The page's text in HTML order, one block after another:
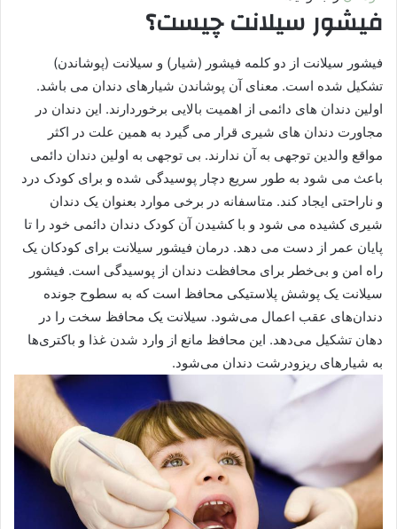
فیشور سیلانت چیست؟
فیشور سیلانت از دو کلمه فیشور (شیار) و سیلانت (پوشاندن)
تشکیل شده است. معنای آن پوشاندن شیارهای دندان می باشد.
اولین دندان های دائمی از اهمیت بالایی برخوردارند. این دندان در
مجاورت دندان های شیری قرار می گیرد به همین علت در اکثر
مواقع والدین توجهی به آن ندارند. بی توجهی به اولین دندان دائمی
باعث می شود به طور سریع دچار پوسیدگی شده و برای کودک درد
و ناراحتی ایجاد کند. متاسفانه در برخی موارد بعنوان یک دندان
شیری کشیده می شود و با کشیدن آن کودک دندان دائمی خود را تا
پایان عمر از دست می دهد. درمان فیشور سیلانت برای کودکان یک
راه امن و بی‌خطر برای محافظت دندان از پوسیدگی است. فیشور
سیلانت یک پوشش پلاستیکی محافظ است که به سطوح جونده
دندان‌های عقب اعمال می‌شود. سیلانت یک محافظ سخت را در
دهان تشکیل می‌دهد. این محافظ مانع از وارد شدن غذا و باکتری‌ها
به شیارهای ریزودرشت دندان می‌شود.